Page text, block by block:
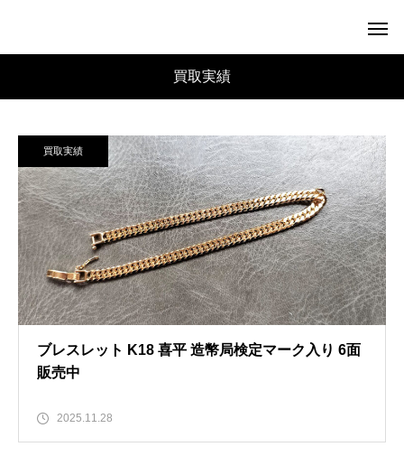
買取実績
買取実績
ブレスレット K18 喜平 造幣局検定マーク入り 6面
販売中
2025.11.28